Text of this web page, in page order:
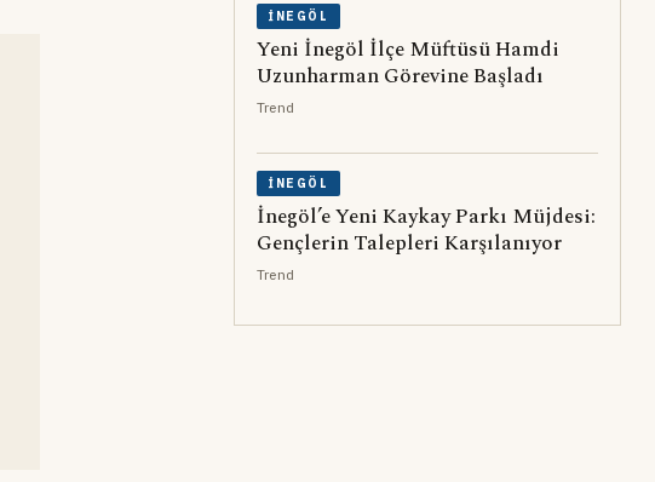
İNEGÖL
Yeni İnegöl İlçe Müftüsü Hamdi
Uzunharman Görevine Başladı
Trend
İNEGÖL
İnegöl’e Yeni Kaykay Parkı Müjdesi:
Gençlerin Talepleri Karşılanıyor
Trend